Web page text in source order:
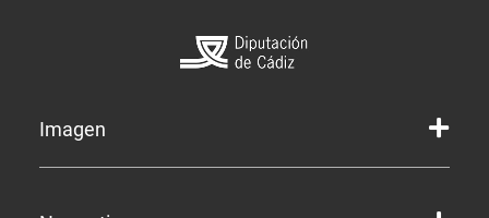
Imagen